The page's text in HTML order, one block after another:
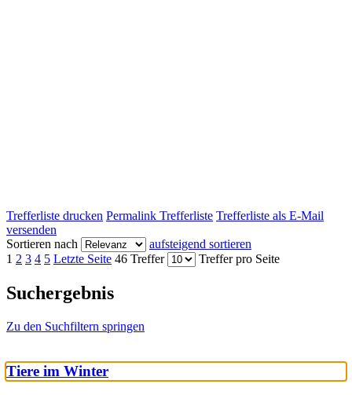
Trefferliste drucken Permalink Trefferliste Trefferliste als E-Mail
versenden
Sortieren nach
aufsteigend sortieren
1 2 3 4 5 Letzte Seite 46 Treffer Treffer pro Seite
Suchergebnis
Zu den Suchfiltern springen
Tiere im Winter